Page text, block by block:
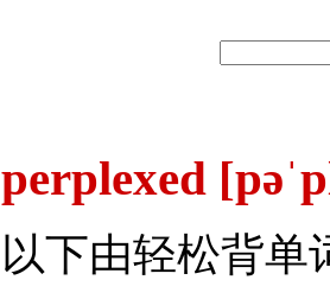
perplexed
以下由轻松背单